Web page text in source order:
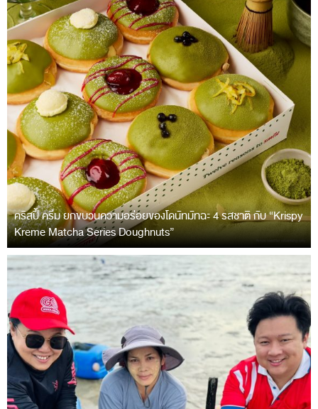
คริสปี้ ครีม ยกขบวนความอร่อยของโดนัทมัทฉะ 4 รสชาติ กับ “Krispy
Kreme Matcha Series Doughnuts”